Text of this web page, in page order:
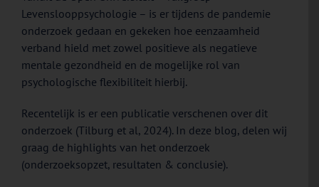
Levenslooppsychologie – is er tijdens de pandemie
onderzoek gedaan en gekeken hoe eenzaamheid
verband hield met zowel positieve als negatieve
mentale gezondheid en de mogelijke rol van
psychologische flexibiliteit hierbij.
Recentelijk is er een publicatie verschenen over dit
onderzoek (Tilburg et al, 2024). In deze blog, delen wij
graag de highlights van het onderzoek
(onderzoeksopzet, resultaten & conclusie).